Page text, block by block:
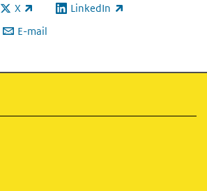
X
(externe link) LinkedIn
(externe link)
E-mail